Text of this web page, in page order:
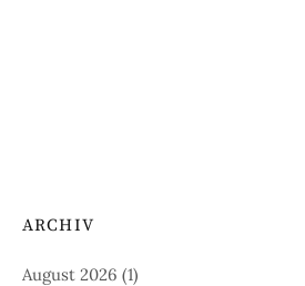
ARCHIV
August 2026 (1)